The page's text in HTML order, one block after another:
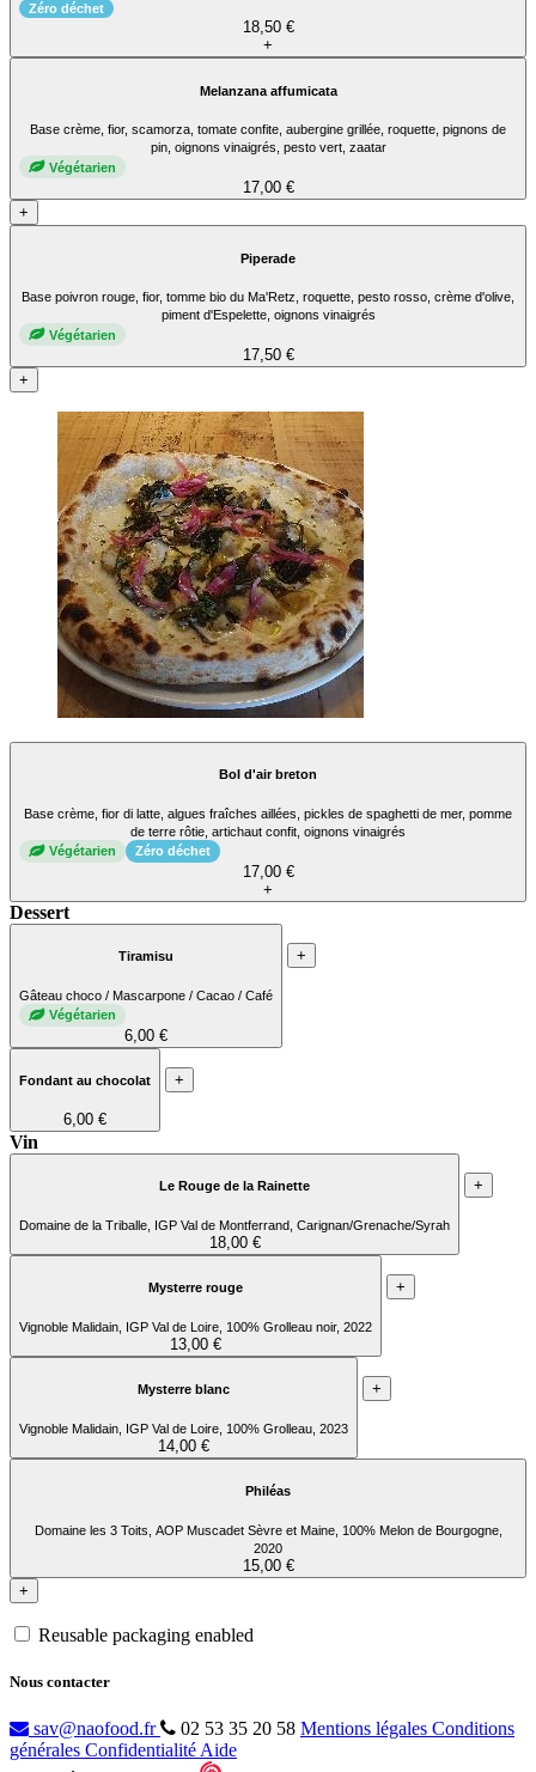
Zéro déchet
18,50 €
+
Melanzana affumicata
Base crème, fior, scamorza, tomate confite, aubergine grillée, roquette, pignons de
pin, oignons vinaigrés, pesto vert, zaatar
Végétarien
17,00 €
+
Piperade
Base poivron rouge, fior, tomme bio du Ma'Retz, roquette, pesto rosso, crème d'olive,
piment d'Espelette, oignons vinaigrés
Végétarien
17,50 €
+
Bol d'air breton
Base crème, fior di latte, algues fraîches aillées, pickles de spaghetti de mer, pomme
de terre rôtie, artichaut confit, oignons vinaigrés
Végétarien
Zéro déchet
17,00 €
+
Dessert
Tiramisu
Gâteau choco / Mascarpone / Cacao / Café
Végétarien
6,00 €
+
Fondant au chocolat
6,00 €
+
Vin
Le Rouge de la Rainette
Domaine de la Triballe, IGP Val de Montferrand, Carignan/Grenache/Syrah
18,00 €
+
Mysterre rouge
Vignoble Malidain, IGP Val de Loire, 100% Grolleau noir, 2022
13,00 €
+
Mysterre blanc
Vignoble Malidain, IGP Val de Loire, 100% Grolleau, 2023
14,00 €
+
Philéas
Domaine les 3 Toits, AOP Muscadet Sèvre et Maine, 100% Melon de Bourgogne,
2020
15,00 €
+
Reusable packaging enabled
Nous contacter
sav@naofood.fr 02 53 35 20 58 Mentions légales Conditions
générales Confidentialité Aide